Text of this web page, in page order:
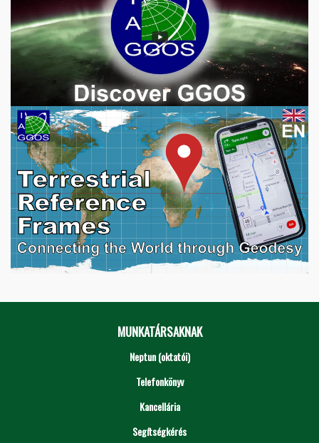
MUNKATÁRSAKNAK
Neptun (oktatói)
Telefonkönyv
Kancellária
Segítségkérés